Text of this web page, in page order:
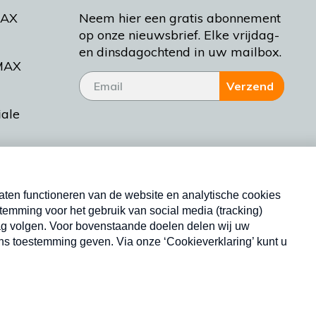
Bakt
Neem hier een gratis abonnement
op onze nieuwsbrief. Elke vrijdag-
en dinsdagochtend in uw mailbox.
Verzend
Nieuwsbrief
Neem hier een gratis abonnement op onze